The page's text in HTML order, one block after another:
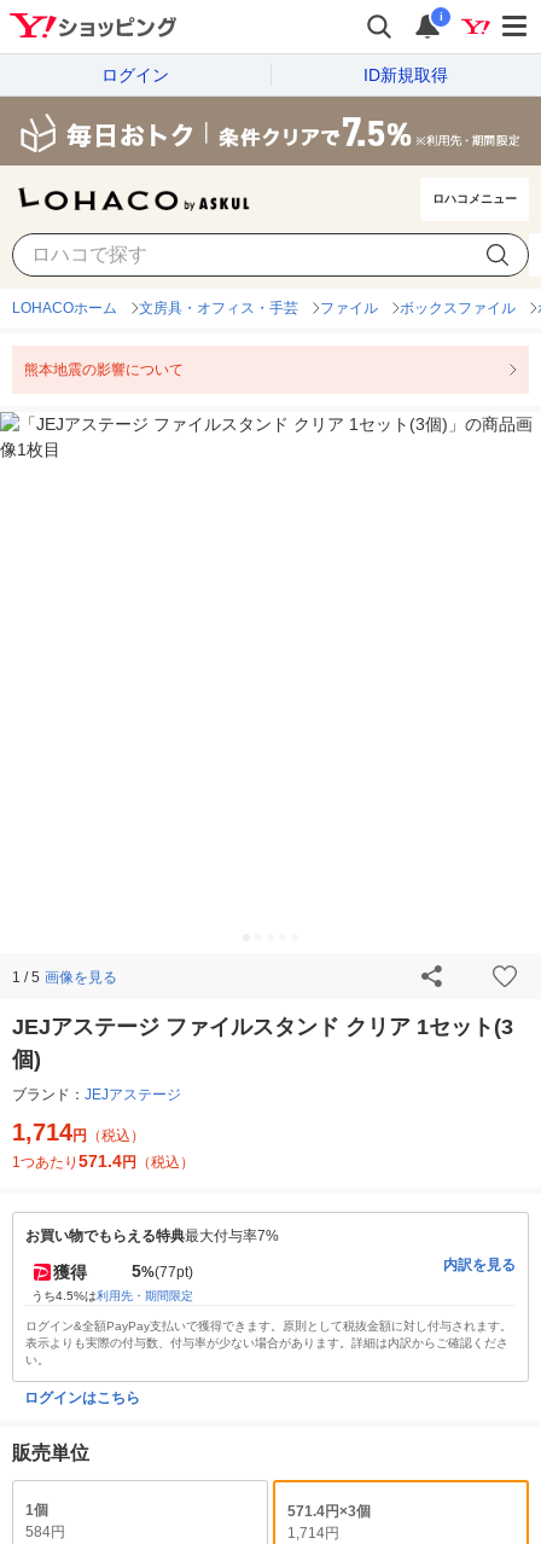
i
ログイン ID新規取得
ロハコメニュー
LOHACOホーム 文房具・オフィス・手芸 ファイル ボックスファイル
熊本地震の影響について
1 / 5 画像を見る
JEJアステージ ファイルスタンド クリア 1セット(3
個)
ブランド： JEJアステージ
1,714円
（税込）
1つあたり 571.4円 （税込）
お買い物でもらえる特典最大付与率7%
獲得 5%(77pt)
うち4.5%は利用先・期間限定
内訳を見る
ログイン&全額PayPay支払いで獲得できます。原則として税抜金額に対し付与されます。
表示よりも実際の付与数、付与率が少ない場合があります。詳細は内訳からご確認くださ
い。
ログインはこちら
販売単位
1個
584円
571.4円×3個
1,714円